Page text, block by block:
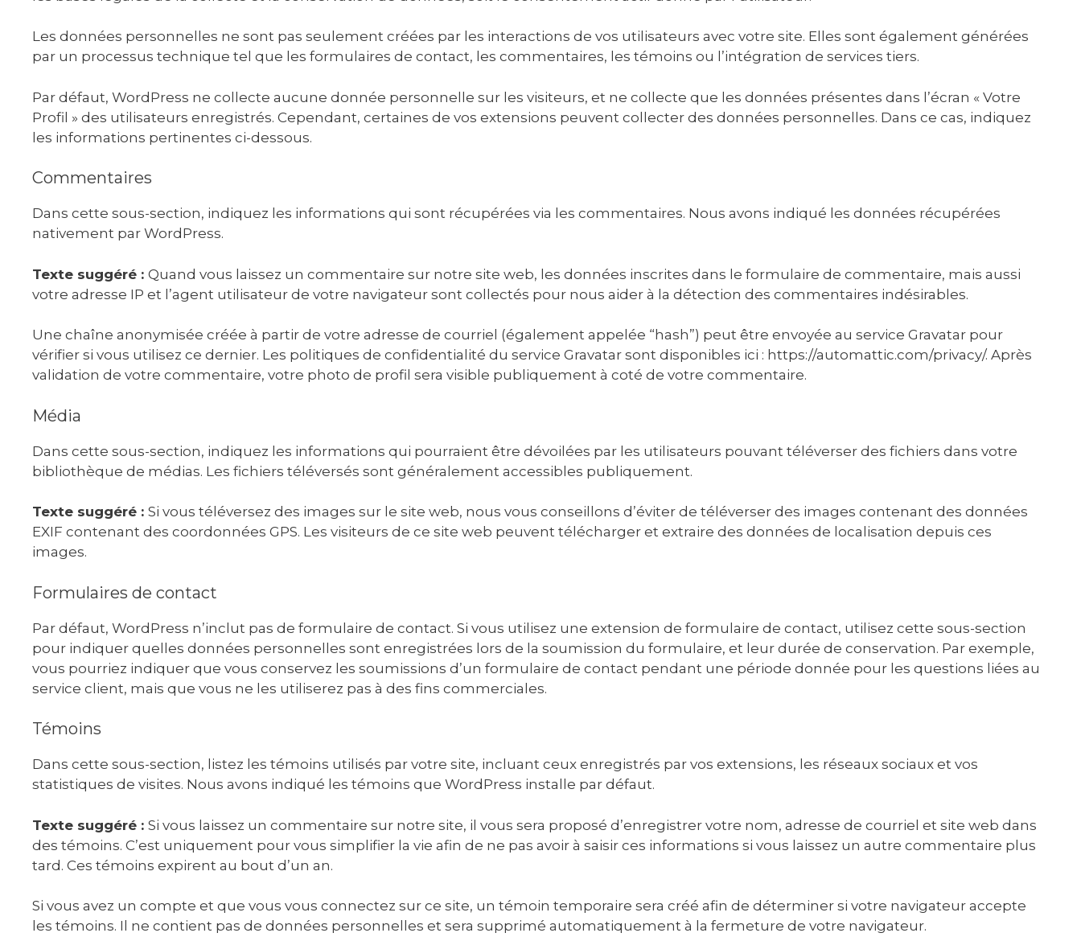
Les données personnelles ne sont pas seulement créées par les interactions de vos utilisateurs avec votre site. Elles sont également générées
par un processus technique tel que les formulaires de contact, les commentaires, les témoins ou l’intégration de services tiers.
Par défaut, WordPress ne collecte aucune donnée personnelle sur les visiteurs, et ne collecte que les données présentes dans l’écran « Votre
Profil » des utilisateurs enregistrés. Cependant, certaines de vos extensions peuvent collecter des données personnelles. Dans ce cas, indiquez
les informations pertinentes ci-dessous.
Commentaires
Dans cette sous-section, indiquez les informations qui sont récupérées via les commentaires. Nous avons indiqué les données récupérées
nativement par WordPress.
Texte suggéré : Quand vous laissez un commentaire sur notre site web, les données inscrites dans le formulaire de commentaire, mais aussi
votre adresse IP et l’agent utilisateur de votre navigateur sont collectés pour nous aider à la détection des commentaires indésirables.
Une chaîne anonymisée créée à partir de votre adresse de courriel (également appelée “hash”) peut être envoyée au service Gravatar pour
vérifier si vous utilisez ce dernier. Les politiques de confidentialité du service Gravatar sont disponibles ici : https://automattic.com/privacy/. Après
validation de votre commentaire, votre photo de profil sera visible publiquement à coté de votre commentaire.
Média
Dans cette sous-section, indiquez les informations qui pourraient être dévoilées par les utilisateurs pouvant téléverser des fichiers dans votre
bibliothèque de médias. Les fichiers téléversés sont généralement accessibles publiquement.
Texte suggéré : Si vous téléversez des images sur le site web, nous vous conseillons d’éviter de téléverser des images contenant des données
EXIF contenant des coordonnées GPS. Les visiteurs de ce site web peuvent télécharger et extraire des données de localisation depuis ces
images.
Formulaires de contact
Par défaut, WordPress n’inclut pas de formulaire de contact. Si vous utilisez une extension de formulaire de contact, utilisez cette sous-section
pour indiquer quelles données personnelles sont enregistrées lors de la soumission du formulaire, et leur durée de conservation. Par exemple,
vous pourriez indiquer que vous conservez les soumissions d’un formulaire de contact pendant une période donnée pour les questions liées au
service client, mais que vous ne les utiliserez pas à des fins commerciales.
Témoins
Dans cette sous-section, listez les témoins utilisés par votre site, incluant ceux enregistrés par vos extensions, les réseaux sociaux et vos
statistiques de visites. Nous avons indiqué les témoins que WordPress installe par défaut.
Texte suggéré : Si vous laissez un commentaire sur notre site, il vous sera proposé d’enregistrer votre nom, adresse de courriel et site web dans
des témoins. C’est uniquement pour vous simplifier la vie afin de ne pas avoir à saisir ces informations si vous laissez un autre commentaire plus
tard. Ces témoins expirent au bout d’un an.
Si vous avez un compte et que vous vous connectez sur ce site, un témoin temporaire sera créé afin de déterminer si votre navigateur accepte
les témoins. Il ne contient pas de données personnelles et sera supprimé automatiquement à la fermeture de votre navigateur.